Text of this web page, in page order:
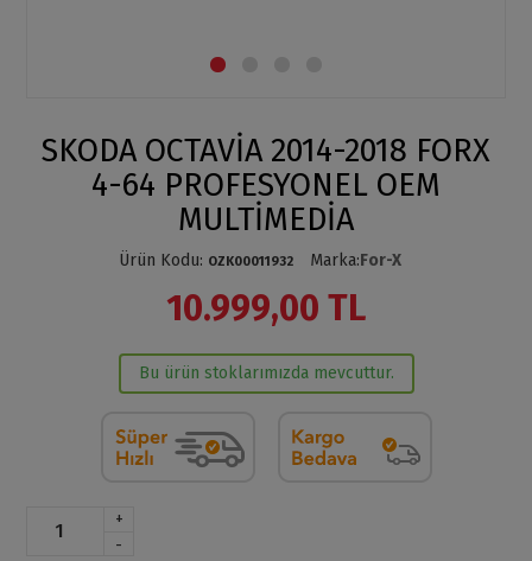
SKODA OCTAVİA 2014-2018 FORX
4-64 PROFESYONEL OEM
MULTİMEDİA
Ürün Kodu: OZK00011932 Marka:For-X
10.999,00 TL
Bu ürün stoklarımızda mevcuttur.
+
-